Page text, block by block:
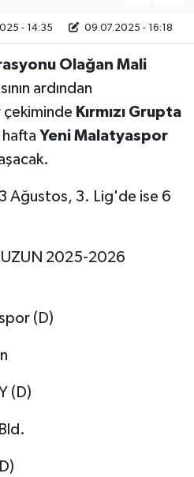
- 14:35 09.07.2025 - 16:18
Olağan Mali
ardından
Kırmızı Grupta
Yeni Malatyaspor
Ağustos, 3. Lig'de ise 6
2025-2026
(D)
(D)